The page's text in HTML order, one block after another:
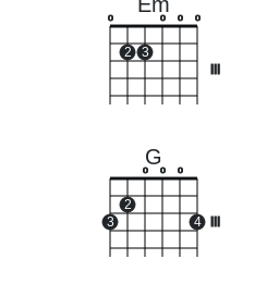
o
2 3
o o o
G
3
2
o o o
4